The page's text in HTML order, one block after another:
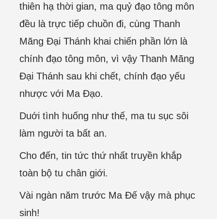
thiên hạ thời gian, ma quỷ đạo tông môn
đều là trực tiếp chuồn đi, cùng Thanh
Mãng Đại Thánh khai chiến phần lớn là
chính đạo tông môn, vì vậy Thanh Mãng
Đại Thánh sau khi chết, chính đạo yếu
nhược với Ma Đạo.
Duới tình huống như thế, ma tu sục sôi
làm người ta bất an.
Cho đến, tin tức thứ nhất truyền khắp
toàn bộ tu chân giới.
Vài ngàn năm trước Ma Đế vậy mà phục
sinh!